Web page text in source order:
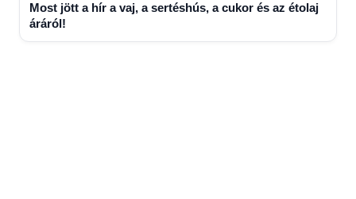
Most jött a hír a vaj, a sertéshús, a cukor és az étolaj
áráról!